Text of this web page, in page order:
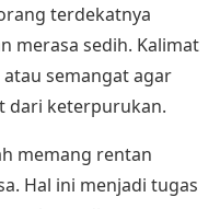
terdekatnya
merasa sedih. Kalimat
semangat agar
dari keterpurukan.
memang rentan
Hal ini menjadi tugas